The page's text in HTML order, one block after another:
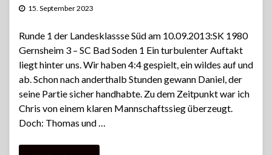
15. September 2023
Runde 1 der Landesklassse Süd am 10.09.2013:SK 1980
Gernsheim 3 – SC Bad Soden 1 Ein turbulenter Auftakt
liegt hinter uns. Wir haben 4:4 gespielt, ein wildes auf und
ab. Schon nach anderthalb Stunden gewann Daniel, der
seine Partie sicher handhabte. Zu dem Zeitpunkt war ich
Chris von einem klaren Mannschaftssieg überzeugt.
Doch: Thomas und …